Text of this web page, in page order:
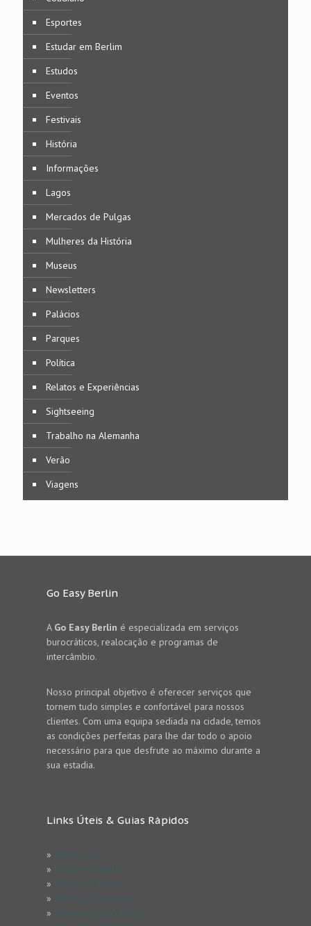
Esportes
Estudar em Berlim
Estudos
Eventos
Festivais
História
Informações
Lagos
Mercados de Pulgas
Mulheres da História
Museus
Newsletters
Palácios
Parques
Política
Relatos e Experiências
Sightseeing
Trabalho na Alemanha
Verão
Viagens
Go Easy Berlin
A Go Easy Berlin é especializada em serviços
burocráticos, realocação e programas de
intercâmbio.
Nosso principal objetivo é oferecer serviços que
tornem tudo simples e confortável para nossos
clientes. Com uma equipa sediada na cidade, temos
as condições perfeitas para lhe dar todo o apoio
necessário para que desfrute ao máximo durante a
sua estadia.
Links Úteis & Guias Rápidos
»
»
»
»
»